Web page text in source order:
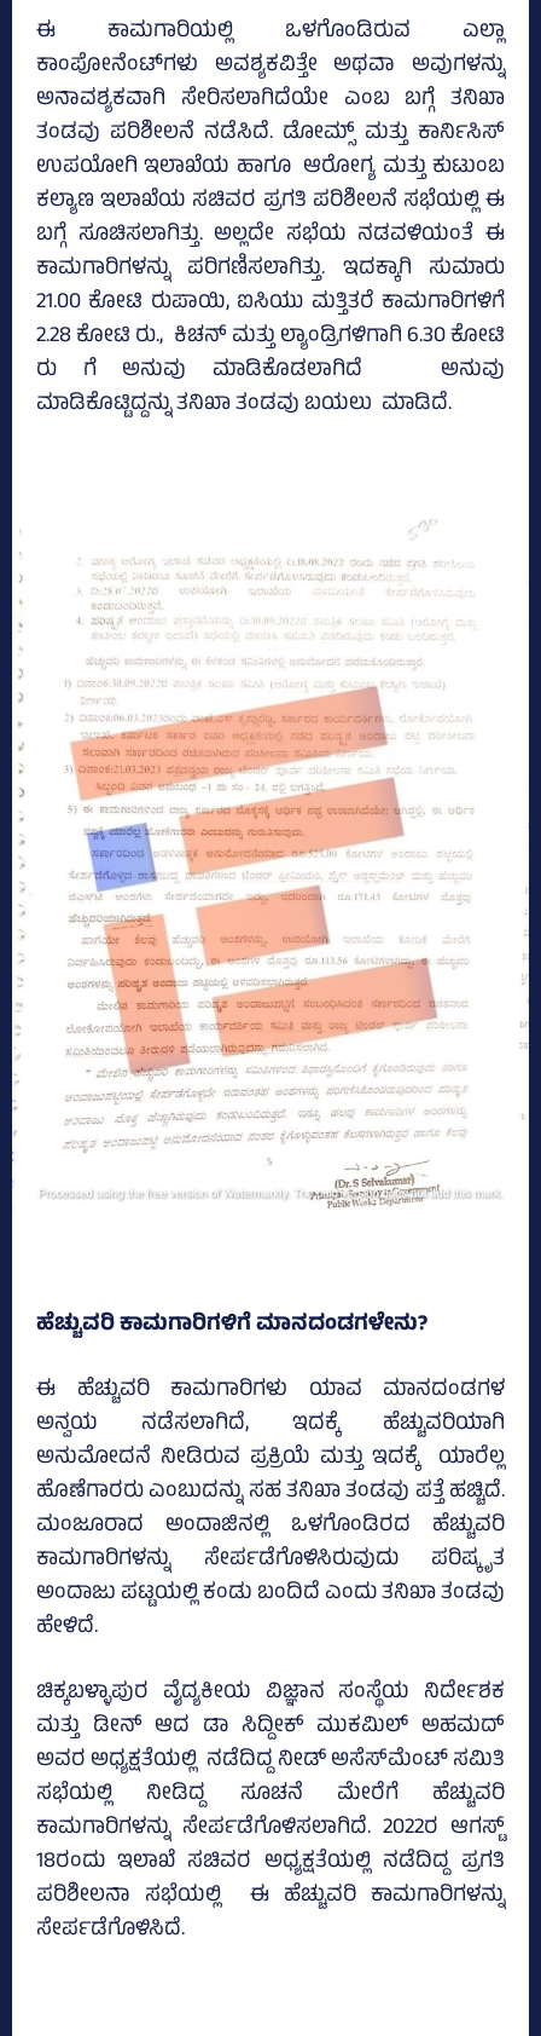
ಈ ಕಾಮಗಾರಿಯಲ್ಲಿ ಒಳಗೊಂಡಿರುವ ಎಲ್ಲಾ
ಕಾಂಪೋನೆಂಟ್‌ಗಳು ಅವಶ್ಯಕವಿತ್ತೇ ಅಥವಾ ಅವುಗಳನ್ನು
ಅನಾವಶ್ಯಕವಾಗಿ ಸೇರಿಸಲಾಗಿದೆಯೇ ಎಂಬ ಬಗ್ಗೆ ತನಿಖಾ
ತಂಡವು ಪರಿಶೀಲನೆ ನಡೆಸಿದೆ. ಡೋಮ್ಸ್‌ ಮತ್ತು ಕಾರ್ನಿಸಿಸ್‌
ಉಪಯೋಗಿ ಇಲಾಖೆಯ ಹಾಗೂ ಆರೋಗ್ಯ ಮತ್ತು ಕುಟುಂಬ
ಕಲ್ಯಾಣ ಇಲಾಖೆಯ ಸಚಿವರ ಪ್ರಗತಿ ಪರಿಶೀಲನೆ ಸಭೆಯಲ್ಲಿ ಈ
ಬಗ್ಗೆ ಸೂಚಿಸಲಾಗಿತ್ತು. ಅಲ್ಲದೇ ಸಭೆಯ ನಡವಳಿಯಂತೆ ಈ
ಕಾಮಗಾರಿಗಳನ್ನು ಪರಿಗಣಿಸಲಾಗಿತ್ತು. ಇದಕ್ಕಾಗಿ ಸುಮಾರು
21.00 ಕೋಟಿ ರುಪಾಯಿ, ಐಸಿಯು ಮತ್ತಿತರೆ ಕಾಮಗಾರಿಗಳಿಗೆ
2.28 ಕೋಟಿ ರು., ಕಿಚನ್‌ ಮತ್ತು ಲ್ಯಾಂಡ್ರಿಗಳಿಗಾಗಿ 6.30 ಕೋಟಿ
ರು ಗೆ ಅನುವು ಮಾಡಿಕೊಡಲಾಗಿದೆ ಅನುವು
ಮಾಡಿಕೊಟ್ಟಿದ್ದನ್ನು ತನಿಖಾ ತಂಡವು ಬಯಲು ಮಾಡಿದೆ.
ಹೆಚ್ಚುವರಿ ಕಾಮಗಾರಿಗಳಿಗೆ ಮಾನದಂಡಗಳೇನು?
ಈ ಹೆಚ್ಚುವರಿ ಕಾಮಗಾರಿಗಳು ಯಾವ ಮಾನದಂಡಗಳ
ಅನ್ವಯ ನಡೆಸಲಾಗಿದೆ, ಇದಕ್ಕೆ ಹೆಚ್ಚುವರಿಯಾಗಿ
ಅನುಮೋದನೆ ನೀಡಿರುವ ಪ್ರಕ್ರಿಯೆ ಮತ್ತು ಇದಕ್ಕೆ ಯಾರೆಲ್ಲ
ಹೊಣೆಗಾರರು ಎಂಬುದನ್ನು ಸಹ ತನಿಖಾ ತಂಡವು ಪತ್ತೆ ಹಚ್ಚಿದೆ.
ಮಂಜೂರಾದ ಅಂದಾಜಿನಲ್ಲಿ ಒಳಗೊಂಡಿರದ ಹೆಚ್ಚುವರಿ
ಕಾಮಗಾರಿಗಳನ್ನು ಸೇರ್ಪಡೆಗೊಳಿಸಿರುವುದು ಪರಿಷ್ಕೃತ
ಅಂದಾಜು ಪಟ್ಟಯಲ್ಲಿ ಕಂಡು ಬಂದಿದೆ ಎಂದು ತನಿಖಾ ತಂಡವು
ಹೇಳಿದೆ.
ಚಿಕ್ಕಬಳ್ಳಾಪುರ ವೈದ್ಯಕೀಯ ವಿಜ್ಞಾನ ಸಂಸ್ಥೆಯ ನಿರ್ದೇಶಕ
ಮತ್ತು ಡೀನ್ ಆದ ಡಾ ಸಿದ್ದೀಕ್ ಮುಕಮಿಲ್ ಅಹಮದ್
ಅವರ ಅಧ್ಯಕ್ಷತೆಯಲ್ಲಿ ನಡೆದಿದ್ದ ನೀಡ್‌ ಅಸೆಸ್‌ಮೆಂಟ್‌ ಸಮಿತಿ
ಸಭೆಯಲ್ಲಿ ನೀಡಿದ್ದ ಸೂಚನೆ ಮೇರೆಗೆ ಹೆಚ್ಚುವರಿ
ಕಾಮಗಾರಿಗಳನ್ನು ಸೇರ್ಪಡೆಗೊಳಿಸಲಾಗಿದೆ. 2022ರ ಆಗಸ್ಟ್‌
18ರಂದು ಇಲಾಖೆ ಸಚಿವರ ಅಧ್ಯಕ್ಷತೆಯಲ್ಲಿ ನಡೆದಿದ್ದ ಪ್ರಗತಿ
ಪರಿಶೀಲನಾ ಸಭೆಯಲ್ಲಿ ಈ ಹೆಚ್ಚುವರಿ ಕಾಮಗಾರಿಗಳನ್ನು
ಸೇರ್ಪಡೆಗೊಳಿಸಿದೆ.